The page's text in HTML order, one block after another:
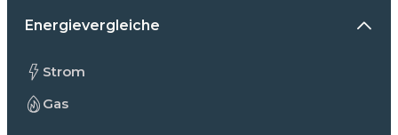
Energievergleiche
Strom
Gas